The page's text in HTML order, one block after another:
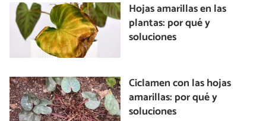
Hojas amarillas en las
plantas: por qué y
soluciones
Ciclamen con las hojas
amarillas: por qué y
soluciones